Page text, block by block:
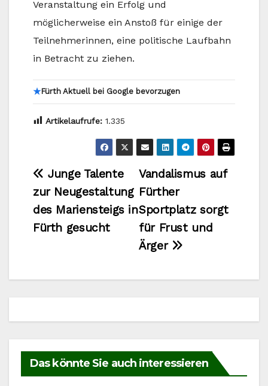
Veranstaltung ein Erfolg und
möglicherweise ein Anstoß für einige der
Teilnehmerinnen, eine politische Laufbahn
in Betracht zu ziehen.
★Fürth Aktuell bei Google bevorzugen
Artikelaufrufe: 1.335
Beitragsnavigation
Vandalismus auf
Fürther
Sportplatz sorgt
für Frust und
Ärger
Junge Talente
zur Neugestaltung
des Mariensteigs in
Fürth gesucht
Das könnte Sie auch interessieren